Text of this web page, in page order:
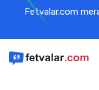
Fetvalar.com